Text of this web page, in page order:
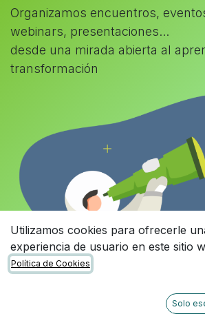
Organizamos encuentros,
webinars, presentaciones...
desde una mirada abierta al
transformación
Utilizamos cookies para ofrecerle
experiencia de usuario en este sitio
Política de Cookies
Solo